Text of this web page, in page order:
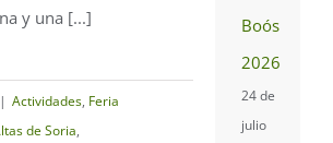
y una [...]
| Actividades, Feria
de Soria,
Boós
2026
24 de
julio